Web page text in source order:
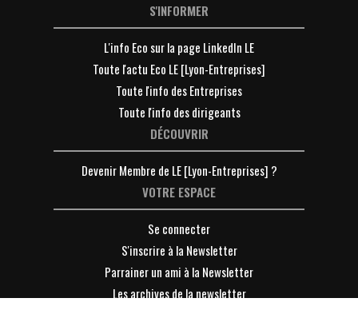
S'INFORMER
L'info Eco sur la page LinkedIn LE
Toute l'actu Eco LE [Lyon-Entreprises]
Toute l'info des Entreprises
Toute l'info des dirigeants
DÉCOUVRIR
Devenir Membre de LE [Lyon-Entreprises] ?
VOTRE ESPACE
Se connecter
S'inscrire à la Newsletter
Parrainer un ami à la Newsletter
Les archives de la newsletter